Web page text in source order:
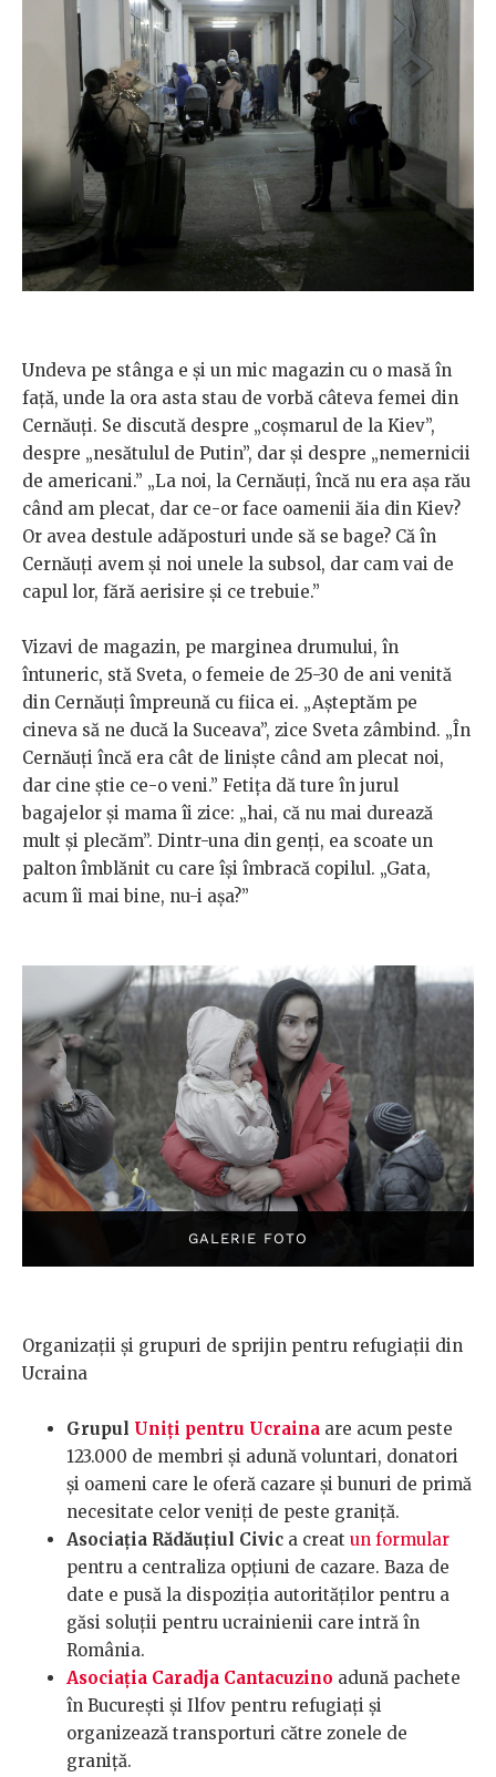
Undeva pe stânga e și un mic magazin cu o masă în
față, unde la ora asta stau de vorbă câteva femei din
Cernăuți. Se discută despre „coșmarul de la Kiev”,
despre „nesătulul de Putin”, dar și despre „nemernicii
de americani.” „La noi, la Cernăuți, încă nu era așa rău
când am plecat, dar ce-or face oamenii ăia din Kiev?
Or avea destule adăposturi unde să se bage? Că în
Cernăuți avem și noi unele la subsol, dar cam vai de
capul lor, fără aerisire și ce trebuie.”
Vizavi de magazin, pe marginea drumului, în
întuneric, stă Sveta, o femeie de 25-30 de ani venită
din Cernăuți împreună cu fiica ei. „Așteptăm pe
cineva să ne ducă la Suceava”, zice Sveta zâmbind. „În
Cernăuți încă era cât de liniște când am plecat noi,
dar cine știe ce-o veni.” Fetița dă ture în jurul
bagajelor și mama îi zice: „hai, că nu mai durează
mult și plecăm”. Dintr-una din genți, ea scoate un
palton îmblănit cu care își îmbracă copilul. „Gata,
acum îi mai bine, nu-i așa?”
Organizații și grupuri de sprijin pentru refugiații din
Ucraina
Grupul Uniți pentru Ucraina are acum peste
123.000 de membri și adună voluntari, donatori
și oameni care le oferă cazare și bunuri de primă
necesitate celor veniți de peste graniță.
Asociația Rădăuțiul Civic a creat un formular
pentru a centraliza opțiuni de cazare. Baza de
date e pusă la dispoziția autorităților pentru a
găsi soluții pentru ucrainienii care intră în
România.
Asociația Caradja Cantacuzino adună pachete
în București și Ilfov pentru refugiați și
organizează transporturi către zonele de
graniță.